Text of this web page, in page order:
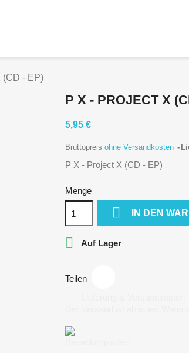
(CD - EP)
P X - PROJECT X
5,95 €
Bruttopreis ohne Versandkosten
P X - Project X (CD - EP)
Menge
 IN DEN
 Auf Lager
Teilen